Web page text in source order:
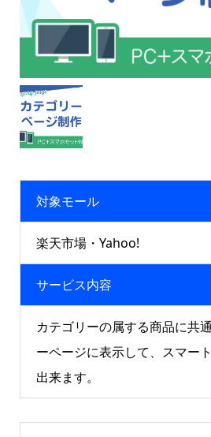
対象モール
楽天市場・Yahoo!
サービス内容
カテゴリーの属する商品に共
ーページに表示して、スマー
出来ます。